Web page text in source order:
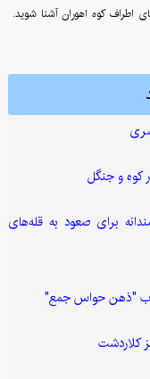
کوه اهوران آشنا شوید.
کوه و جنگل
برای صعود به قله‌های
"ذهن حواس جمع"
کلاردشت